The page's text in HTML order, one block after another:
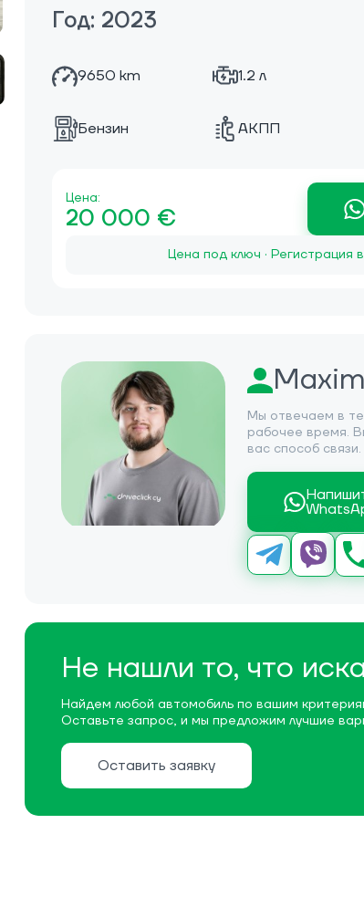
Год: 2023
9650 km 1.2 л
Бензин АКПП
Цена:
20 000 €
Цена под ключ · Регистрация
Мы отвечаем в
рабочее время.
вас способ связи.
Не нашли то, что
Найдем любой автомобиль по вашим
Оставьте запрос, и мы предложим лучшие
Оставить заявку